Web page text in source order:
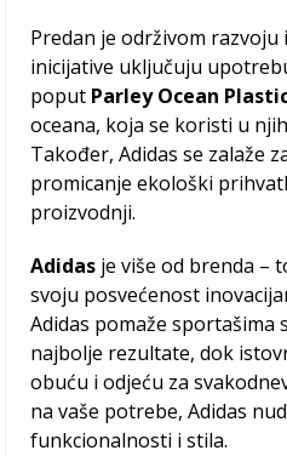
Predan je održivom
inicijative uključuju
poput Parley Ocean
oceana, koja se koristi u
Također, Adidas se zalaže
promicanje ekološki
proizvodnji.
Adidas je više od brenda –
svoju posvećenost
Adidas pomaže sportašima
najbolje rezultate, dok
obuću i odjeću za
na vaše potrebe, Adidas
funkcionalnosti i stila.